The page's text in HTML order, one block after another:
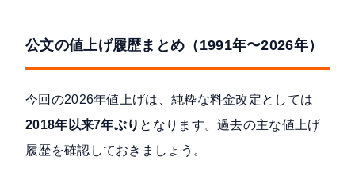
公文の値上げ履歴まとめ（1991年〜2026年）
今回の2026年値上げは、純粋な料金改定としては
2018年以来7年ぶり となります。過去の主な値上げ
履歴を確認しておきましょう。